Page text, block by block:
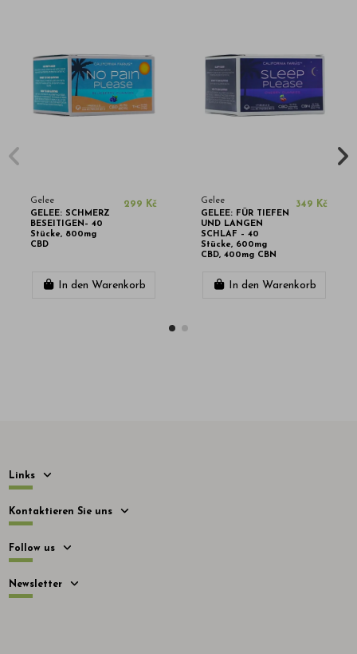
Gelee
GELEE: SCHMERZ
BESEITIGEN– 40
Stücke, 800mg
CBD
299 Kč
In den Warenkorb
Gelee
GELEE: FÜR TIEFEN
UND LANGEN
SCHLAF – 40
Stücke, 600mg
CBD, 400mg CBN
349 Kč
In den Warenkorb
Links
Kontaktieren Sie uns
Follow us
Newsletter